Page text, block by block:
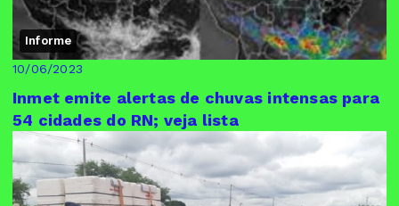
Informe
10/06/2023
Inmet emite alertas de chuvas intensas para
54 cidades do RN; veja lista